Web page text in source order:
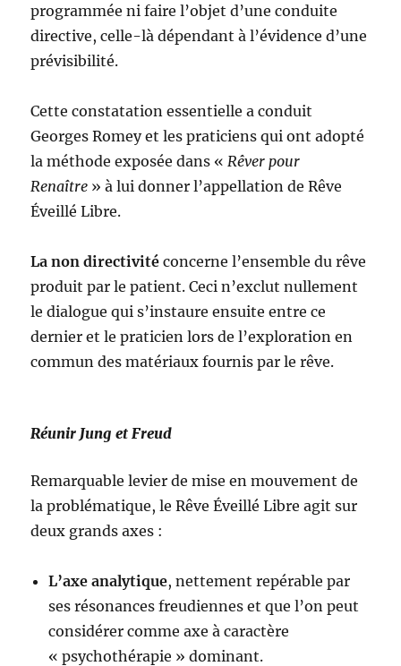
programmée ni faire l’objet d’une conduite
directive, celle-là dépendant à l’évidence d’une
prévisibilité.
Cette constatation essentielle a conduit
Georges Romey et les praticiens qui ont adopté
la méthode exposée dans «Rêver pour
Renaître » à lui donner l’appellation de Rêve
Éveillé Libre.
La non directivitéconcerne l’ensemble du rêve
produit par le patient. Ceci n’exclut nullement
le dialogue qui s’instaure ensuite entre ce
dernier et le praticien lors de l’exploration en
commun des matériaux fournis par le rêve.
Réunir Jung et Freud
Remarquable levier de mise en mouvement de
la problématique, le Rêve Éveillé Libre agit sur
deux grands axes :
L’axe analytique, nettement repérable par
ses résonances freudiennes et que l’on peut
considérer comme axe à caractère
« psychothérapie » dominant.